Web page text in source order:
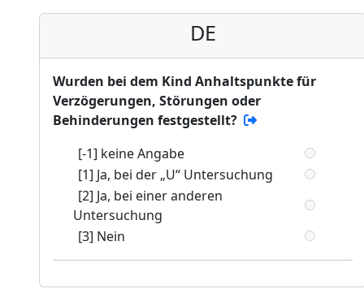
DE
Wurden bei dem Kind Anhaltspunkte für
Verzögerungen, Störungen oder
Behinderungen festgestellt?
[-1] keine Angabe
[1] Ja, bei der „U“ Untersuchung
[2] Ja, bei einer anderen
Untersuchung
[3] Nein